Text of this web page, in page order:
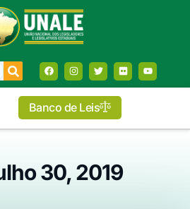
Banco de Leis
30, 2019